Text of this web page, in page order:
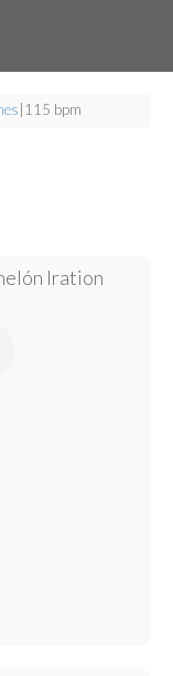
115 bpm
Iration